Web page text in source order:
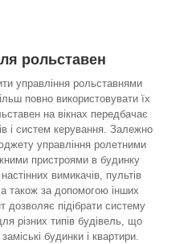
рольставен
управління рольставнями
повно використовувати їх
на вікнах передбачає
і систем керування. Залежно
управління ролетними
пристроями в будинку
вимикачів, пультів
а також за допомогою інших
підібрати систему
різних типів будівель, що
будинки і квартири.